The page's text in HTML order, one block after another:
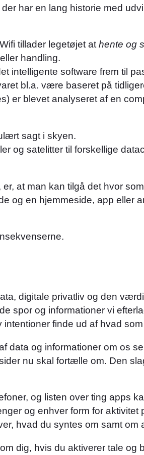
har en lang historie med
tillader legetøjet athente og
handling.
intelligente software frem til
bl.a. være baseret på
er blevet analyseret af en
sagt i skyen.
og satelitter til forskellige
at man kan tilgå det hvor
og en hjemmeside, app eller
digitale privatliv og den
spor og informationer vi
finde ud af hvad
data og informationer om os
nu skal fortælle om. Den
og listen over ting apps
og enhver form for aktivitet
hvad du syntes om samt om
dig, hvis du aktiverer tale